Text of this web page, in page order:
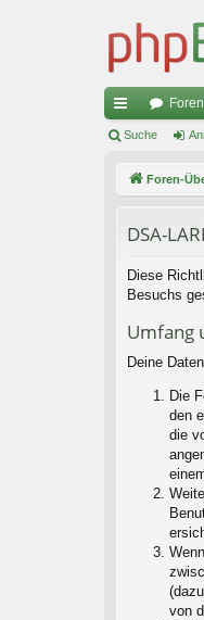
ch
Foren
Suche
Foren-
DSA-
Diese
Besuchs
Umfang
Deine
Die
den
die
von